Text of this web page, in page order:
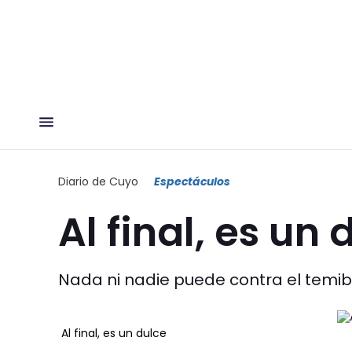
Diario de Cuyo Espectáculos
Al final, es un
Nada ni nadie puede contra el
Al final, es un dulce